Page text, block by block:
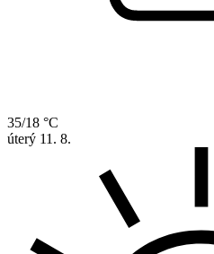
35/18 °C
úterý 11. 8.